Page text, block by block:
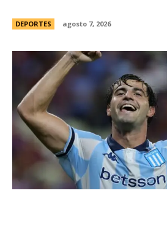
DEPORTES agosto 7, 2026